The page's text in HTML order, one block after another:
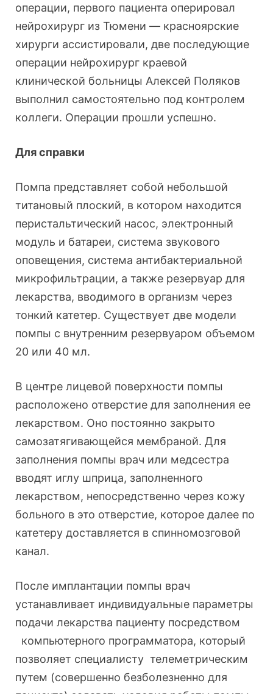
операции, первого пациента оперировал
нейрохирург из Тюмени — красноярские
хирурги ассистировали, две последующие
операции нейрохирург краевой
клинической больницы Алексей Поляков
выполнил самостоятельно под контролем
коллеги. Операции прошли успешно.
Для справки
Помпа представляет собой небольшой
титановый плоский, в котором находится
перистальтический насос, электронный
модуль и батареи, система звукового
оповещения, система антибактериальной
микрофильтрации, а также резервуар для
лекарства, вводимого в организм через
тонкий катетер. Существует две модели
помпы с внутренним резервуаром объемом
20 или 40 мл.
В центре лицевой поверхности помпы
расположено отверстие для заполнения ее
лекарством. Оно постоянно закрыто
самозатягивающейся мембраной. Для
заполнения помпы врач или медсестра
вводят иглу шприца, заполненного
лекарством, непосредственно через кожу
больного в это отверстие, которое далее по
катетеру доставляется в спинномозговой
канал.
После имплантации помпы врач
устанавливает индивидуальные параметры
подачи лекарства пациенту посредством
компьютерного программатора, который
позволяет специалисту телеметрическим
путем (совершенно безболезненно для